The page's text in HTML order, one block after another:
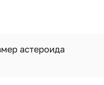
астероида